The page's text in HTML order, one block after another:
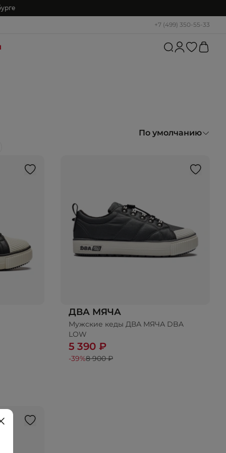
+7 (499) 350-55-33
По умолчанию
ДВА МЯЧА
Мужские кеды ДВА МЯЧА DBA
LOW
5 390 ₽
-39%8 900 ₽